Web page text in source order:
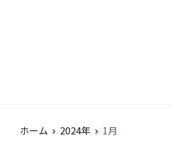
ホーム 2024年 1月